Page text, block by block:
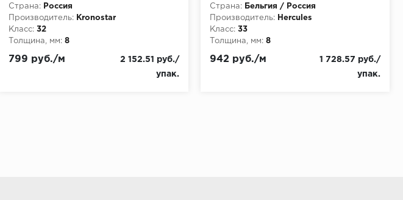
Страна:
Россия
Производитель:
Kronostar
Класс: 32
Толщина, мм: 8
799 руб./м
2 152.51 руб./
упак.
Страна:
Бельгия / Россия
Производитель:
Hercules
Класс: 33
Толщина, мм: 8
942 руб./м
1 728.57 руб./
упак.